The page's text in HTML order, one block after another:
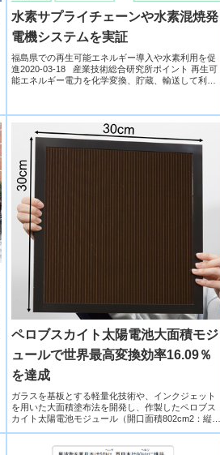
水素サプライチェーンや水素混焼発
電機システムを実証
福島県での再生可能エネルギー導入や水素利用を促
進2020-03-18 産業技術総合研究所ポイント 再生可
能エネルギー電力を化学変換、貯蔵、輸送して利用
ペロブスカイト太陽電池大面積モジ
ュールで世界最高変換効率16.09％
を達成
ガラスを基板とする軽量化技術や、インクジェット
を用いた大面積塗布法を開発し、作製したペロブス
カイト太陽電池モジュール（開口面積802cm2：縦
30cm×横30cm×厚さ2mm）で世界最高のエネルギー